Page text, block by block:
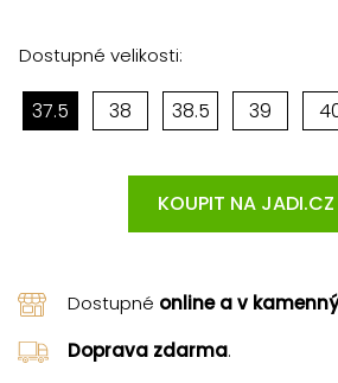
Dostupné velikosti:
37.5 38 38.5 39
KOUPIT NA JADI.CZ
Dostupné online a v
Doprava zdarma.